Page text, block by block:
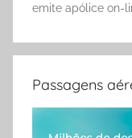
emite apólice on-
Passagens